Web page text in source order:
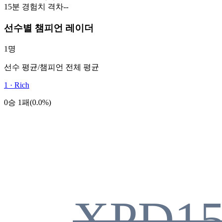
15분 경험치 격차--
선수별 챔피언 레이더
1명
선수 평균/챔피언 전체 평균
1 · Rich
0승 1패(0.0%)